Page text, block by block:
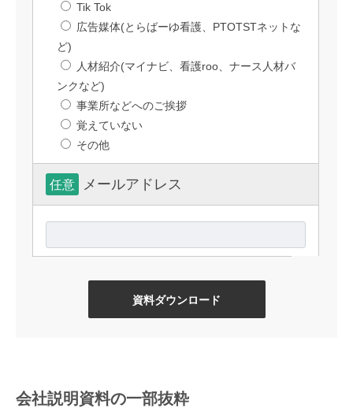
Tik Tok
広告媒体(とらばーゆ看護、PTOTSTネットな
ど)
人材紹介(マイナビ、看護roo、ナース人材バ
ンクなど)
事業所などへのご挨拶
覚えていない
その他
任意 メールアドレス
会社説明資料の一部抜粋